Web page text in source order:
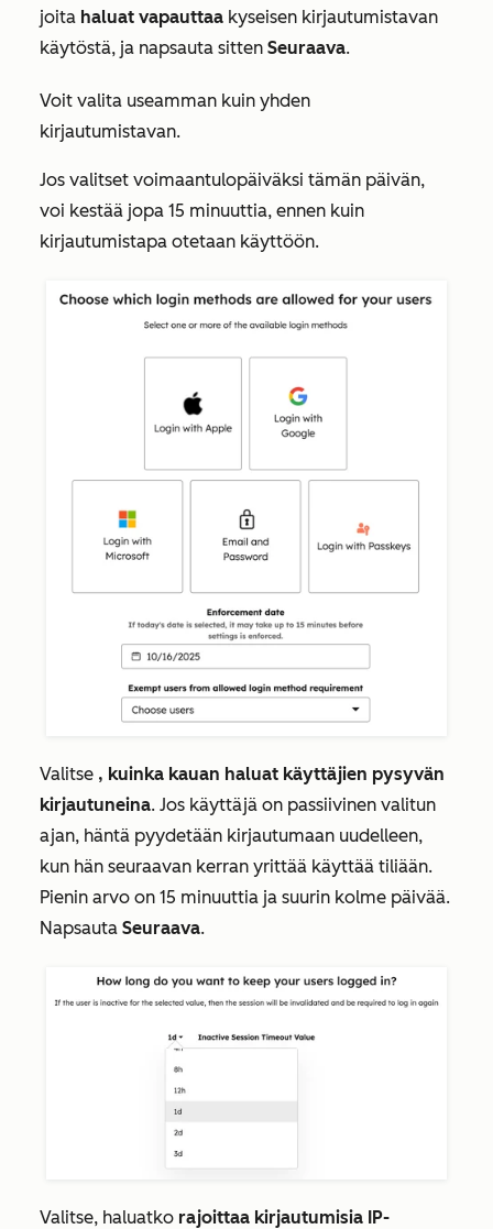
joita haluat vapauttaa kyseisen kirjautumistavan
käytöstä, ja napsauta sitten Seuraava.
Voit valita useamman kuin yhden
kirjautumistavan.
Jos valitset voimaantulopäiväksi tämän päivän,
voi kestää jopa 15 minuuttia, ennen kuin
kirjautumistapa otetaan käyttöön.
Valitse , kuinka kauan haluat käyttäjien pysyvän
kirjautuneina. Jos käyttäjä on passiivinen valitun
ajan, häntä pyydetään kirjautumaan uudelleen,
kun hän seuraavan kerran yrittää käyttää tiliään.
Pienin arvo on 15 minuuttia ja suurin kolme päivää.
Napsauta Seuraava.
Valitse, haluatko rajoittaa kirjautumisia IP-